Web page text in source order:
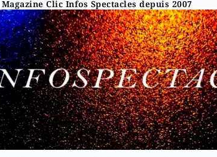
Magazine Clic Infos Spectacles depuis 2007